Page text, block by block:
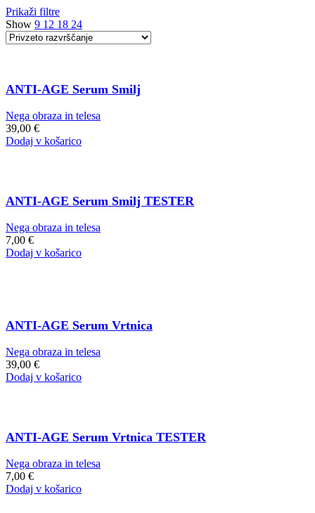
Prikaži filtre
Show 9 12 18 24
ANTI-AGE Serum Smilj
Nega obraza in telesa
39,00 €
Dodaj v košarico
ANTI-AGE Serum Smilj TESTER
Nega obraza in telesa
7,00 €
Dodaj v košarico
ANTI-AGE Serum Vrtnica
Nega obraza in telesa
39,00 €
Dodaj v košarico
ANTI-AGE Serum Vrtnica TESTER
Nega obraza in telesa
7,00 €
Dodaj v košarico